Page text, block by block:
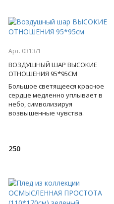
Арт. 0313/1
ВОЗДУШНЫЙ ШАР ВЫСОКИЕ
ОТНОШЕНИЯ 95*95СМ
Большое светящееся красное
сердце медленно уплывает в
небо, символизируя
возвышенные чувства.
250